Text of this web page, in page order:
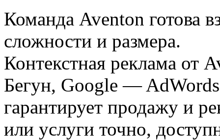
Команда Aventon готова
сложности и размера.
Контекстная реклама от
Бегун, Google —
гарантирует продажу и
или услуги точно,